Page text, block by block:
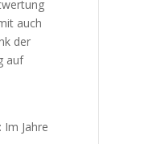
auch
der
auf
Jahre